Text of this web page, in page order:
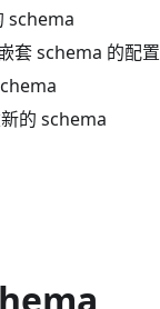
schema
套 schema 的配置
的 schema